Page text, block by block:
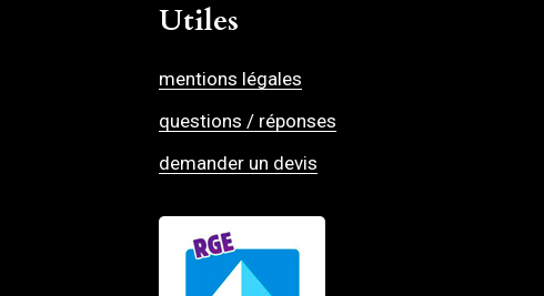
Utiles
mentions légales
questions / réponses
demander un devis